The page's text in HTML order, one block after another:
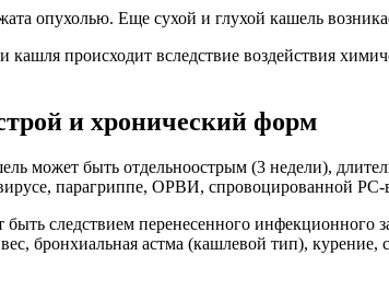
опухолью. Еще сухой и глухой кашель
происходит вследствие воздействия
и хронический форм
может быть отдельноострым (3 недели),
парагриппе, ОРВИ, спровоцированной РС-
следствием перенесенного инфекционного
бронхиальная астма (кашлевой тип), курение,